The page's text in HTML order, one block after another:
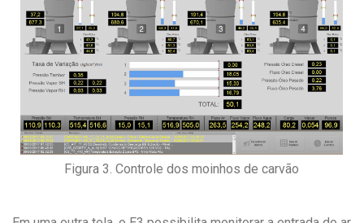
Figura 3. Controle dos moinhos de carvão